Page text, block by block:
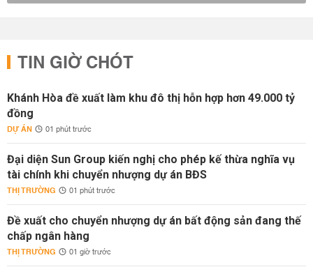
TIN GIỜ CHÓT
Khánh Hòa đề xuất làm khu đô thị hỗn hợp hơn 49.000 tỷ
đồng
DỰ ÁN 01 phút trước
Đại diện Sun Group kiến nghị cho phép kế thừa nghĩa vụ
tài chính khi chuyển nhượng dự án BĐS
THỊ TRƯỜNG 01 phút trước
Đề xuất cho chuyển nhượng dự án bất động sản đang thế
chấp ngân hàng
THỊ TRƯỜNG 01 giờ trước